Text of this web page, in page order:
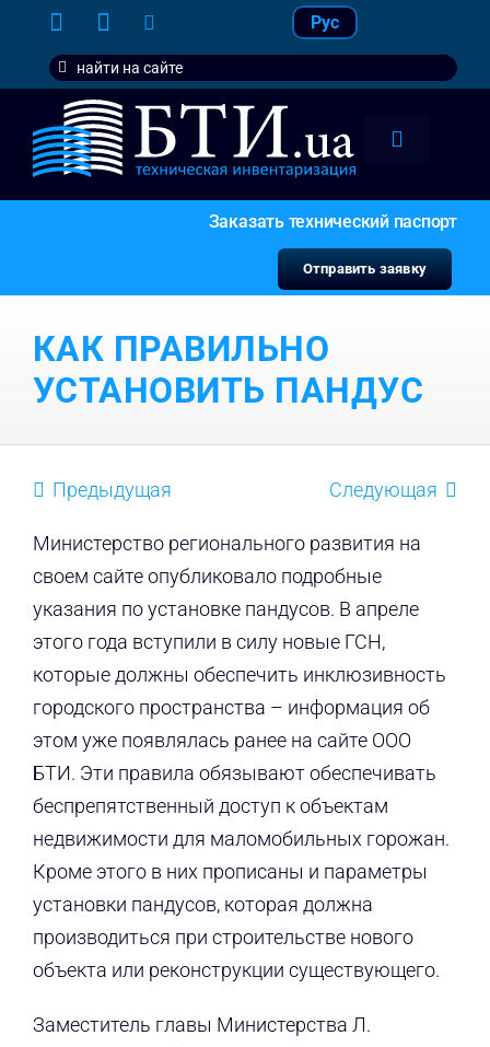
content
Рус
Search
for:
Toggle
услуги
наши
Заказать технический паспорт
Отправить заявку
КАК ПРАВИЛЬНО
УСТАНОВИТЬ ПАНДУС
Предыдущая Следующая
Министерство регионального развития на
своем сайте опубликовало подробные
указания по установке пандусов. В апреле
этого года вступили в силу новые ГСН,
которые должны обеспечить инклюзивность
городского пространства – информация об
этом уже появлялась ранее на сайте ООО
БТИ. Эти правила обязывают обеспечивать
беспрепятственный доступ к объектам
недвижимости для маломобильных горожан.
Кроме этого в них прописаны и параметры
установки пандусов, которая должна
производиться при строительстве нового
объекта или реконструкции существующего.
Заместитель главы Министерства Л.